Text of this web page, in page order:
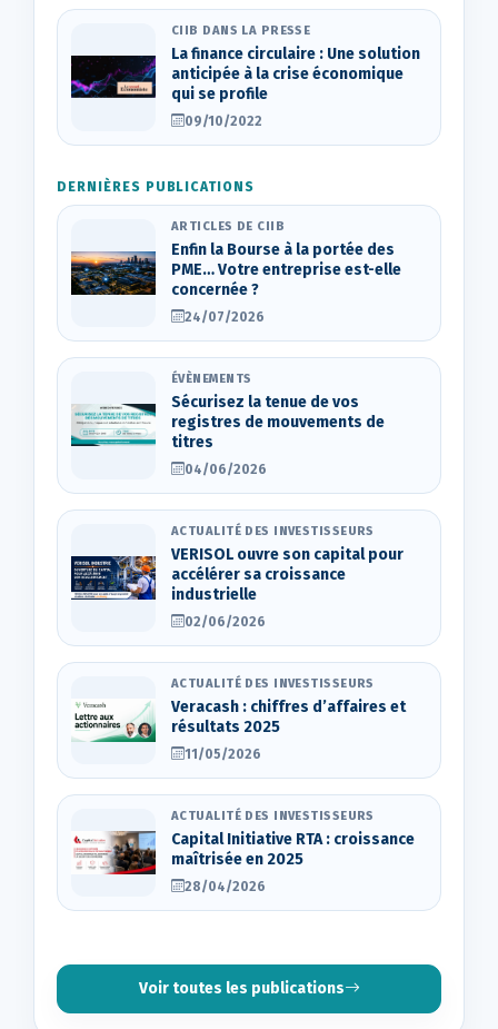
CIIB DANS LA PRESSE
La finance circulaire : Une solution
anticipée à la crise économique
qui se profile
09/10/2022
DERNIÈRES PUBLICATIONS
ARTICLES DE CIIB
Enfin la Bourse à la portée des
PME… Votre entreprise est-elle
concernée ?
24/07/2026
ÉVÈNEMENTS
Sécurisez la tenue de vos
registres de mouvements de
titres
04/06/2026
ACTUALITÉ DES INVESTISSEURS
VERISOL ouvre son capital pour
accélérer sa croissance
industrielle
02/06/2026
ACTUALITÉ DES INVESTISSEURS
Veracash : chiffres d’affaires et
résultats 2025
11/05/2026
ACTUALITÉ DES INVESTISSEURS
Capital Initiative RTA : croissance
maîtrisée en 2025
28/04/2026
Voir toutes les publications